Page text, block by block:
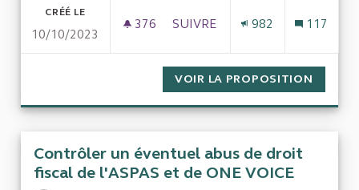
CRÉÉ LE
10/10/2023
376 376 ABONNÉS
SUIVRE
982 117
VOIR LA PROPOSITION
Contrôler un éventuel abus de droit
fiscal de l'ASPAS et de ONE VOICE